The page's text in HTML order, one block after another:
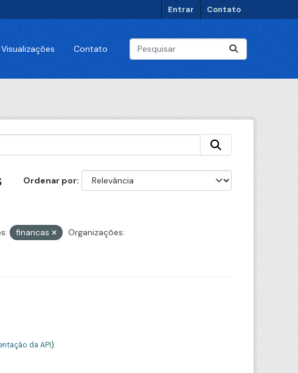
Entrar Contato
Visualizações Contato
Ordenar por
financas
Organizações:
da API).